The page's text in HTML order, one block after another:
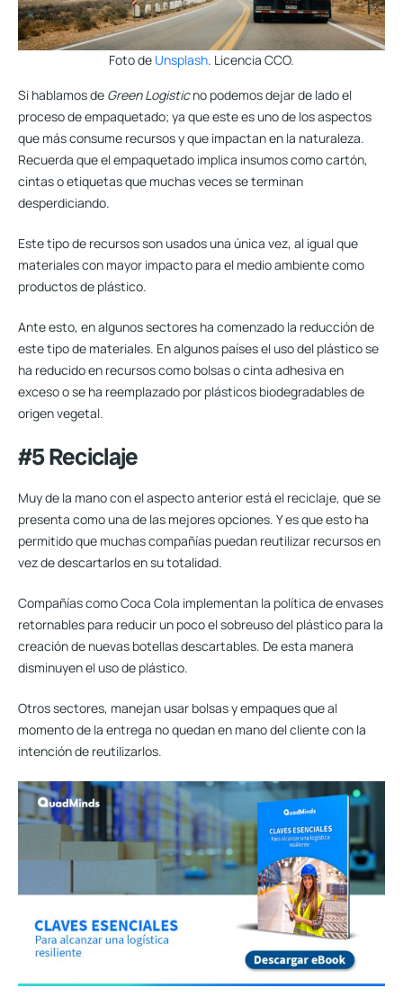
Foto de Unsplash. Licencia CCO.
Si hablamos de Green Logisticno podemos dejar de lado el
proceso de empaquetado; ya que este es uno de los aspectos
que más consume recursos y que impactan en la naturaleza.
Recuerda que el empaquetado implica insumos como cartón,
cintas o etiquetas que muchas veces se terminan
desperdiciando.
Este tipo de recursos son usados una única vez, al igual que
materiales con mayor impacto para el medio ambiente como
productos de plástico.
Ante esto, en algunos sectores ha comenzado la reducción de
este tipo de materiales. En algunos países el uso del plástico se
ha reducido en recursos como bolsas o cinta adhesiva en
exceso o se ha reemplazado por plásticos biodegradables de
origen vegetal.
#5 Reciclaje
Muy de la mano con el aspecto anterior está el reciclaje, que se
presenta como una de las mejores opciones. Y es que esto ha
permitido que muchas compañías puedan reutilizar recursos en
vez de descartarlos en su totalidad.
Compañías como Coca Cola implementan la política de envases
retornables para reducir un poco el sobreuso del plástico para la
creación de nuevas botellas descartables. De esta manera
disminuyen el uso de plástico.
Otros sectores, manejan usar bolsas y empaques que al
momento de la entrega no quedan en mano del cliente con la
intención de reutilizarlos.